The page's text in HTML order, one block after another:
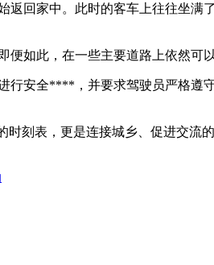
回家中。此时的客车上往往坐满
如此，在一些主要道路上依然可
行安全****，并要求驾驶员严格
刻表，更是连接城乡、促进交流